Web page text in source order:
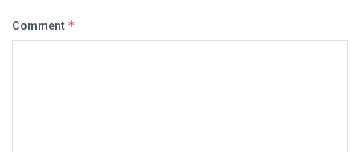
Comment *